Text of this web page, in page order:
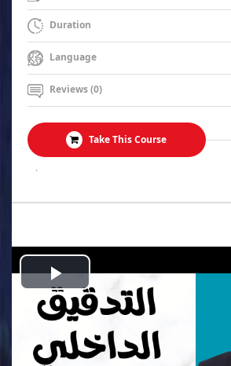
Duration
Language
Reviews (0)
Take This Course
.
Play
Video